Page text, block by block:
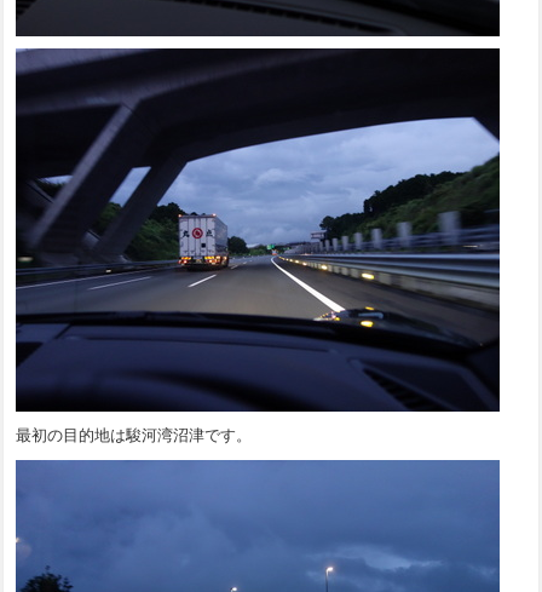
最初の目的地は駿河湾沼津です。